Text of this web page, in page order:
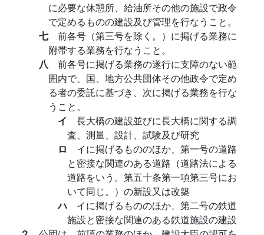
に必要な休憩所、給油所その他の施設で政令
で定めるものの建設及び管理を行なうこと。
七 前各号（第三号を除く。）に掲げる業務に
附帯する業務を行なうこと。
八 前各号に掲げる業務の遂行に支障のない範
囲内で、国、地方公共団体その他政令で定め
る者の委託に基づき、次に掲げる業務を行な
うこと。
イ 長大橋の建設並びに長大橋に関する調
査、測量、設計、試験及び研究
ロ イに掲げるもののほか、第一号の道路
と密接な関連のある道路（道路法による
道路をいう。第五十条第一項第三号にお
いて同じ。）の新設又は改築
ハ イに掲げるもののほか、第二号の鉄道
施設と密接な関連のある鉄道施設の建設